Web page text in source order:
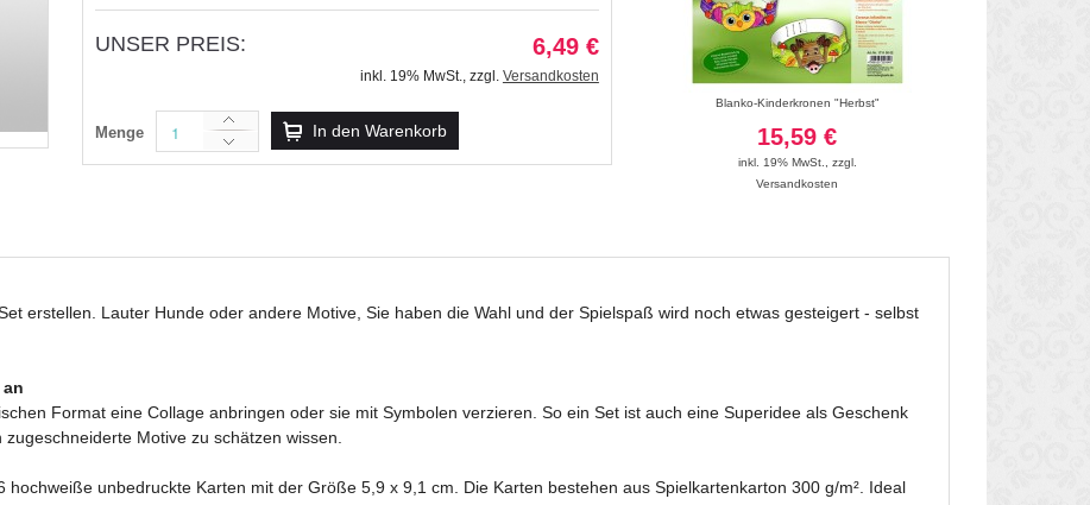
UNSER PREIS: 6,49 €
inkl. 19% MwSt., zzgl. Versandkosten
Menge In den Warenkorb
inkl. 19% MwSt.,zzgl.
Blanko-Kinderkronen "Herbst"
15,59 €
inkl. 19% MwSt.
zzgl.
Versandkosten
erstellen. Lauter Hunde oder andere Motive, Sie haben die Wahl und der Spielspaß wird noch etwas gesteigert - selbst
Format eine Collage anbringen oder sie mit Symbolen verzieren. So ein Set ist auch eine Superidee als Geschenk
Motive zu schätzen wissen.
hochweiße unbedruckte Karten mit der Größe 5,9 x 9,1 cm. Die Karten bestehen aus Spielkartenkarton 300 g/m². Ideal